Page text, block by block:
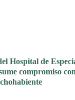
Hospital de
compromiso